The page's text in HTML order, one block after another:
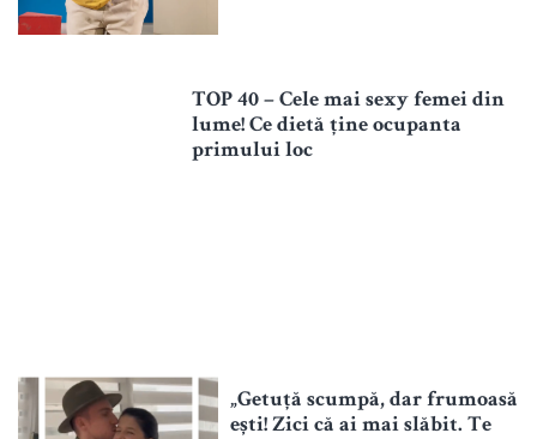
TOP 40 – Cele mai sexy femei din
lume! Ce dietă ține ocupanta
primului loc
„Getuță scumpă, dar frumoasă
ești! Zici că ai mai slăbit. Te